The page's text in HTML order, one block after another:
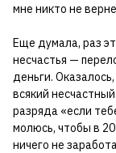
мне никто не
Еще думала, раз
несчастья —
деньги.
всякий
разряда «если
молюсь, чтобы в
ничего не